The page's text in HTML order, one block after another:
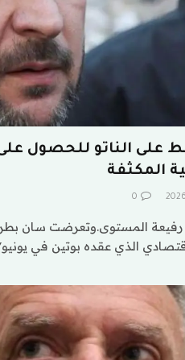
على الناتو للحصول
المكثفة
0
رفيعة المستوى.وتعرضت سان
الذي عقده بوتين في